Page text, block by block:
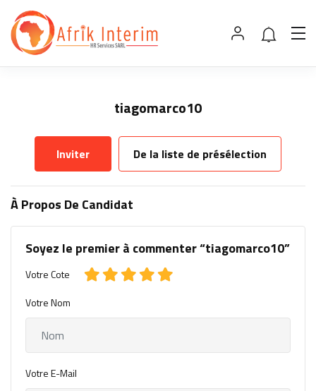
tiagomarco10
Inviter De la liste de présélection
À Propos De Candidat
Soyez le premier à commenter “tiagomarco10”
Votre Cote
Votre Nom
Votre E-Mail